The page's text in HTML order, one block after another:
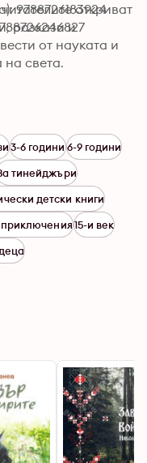
откриват
разкази и
от науката и
света.
9788726183924
3-6 години6-9 години
тинейджъри
детски книги
15-и век